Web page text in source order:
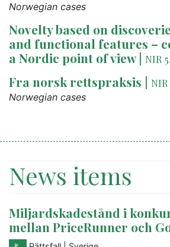
Norwegian cases
Novelty based on
and functional features –
a Nordic point of view| NIR
Fra norsk rettspraksis |
Norwegian cases
News items
Miljardskadestånd i
mellan PriceRunner och